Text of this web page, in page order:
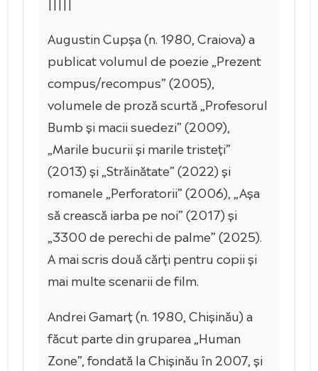
Augustin Cupșa (n. 1980, Craiova) a
publicat volumul de poezie „Prezent
compus/recompus” (2005),
volumele de proză scurtă „Profesorul
Bumb și macii suedezi” (2009),
„Marile bucurii și marile tristeți”
(2013) și „Străinătate” (2022) și
romanele „Perforatorii” (2006), „Așa
să crească iarba pe noi” (2017) și
„3300 de perechi de palme” (2025).
A mai scris două cărți pentru copii și
mai multe scenarii de film.
Andrei Gamarț (n. 1980, Chișinău) a
făcut parte din gruparea „Human
Zone”, fondată la Chișinău în 2007, și